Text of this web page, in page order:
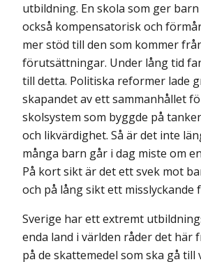
utbildning. En skola som ger
också kompensatorisk och
mer stöd till den som kommer
förutsättningar. Under lång tid
till detta. Politiska reformer lade
skapandet av ett sammanhållet
skolsystem som byggde på
och likvärdighet. Så är det inte
många barn går i dag miste om
På kort sikt är det ett svek mot
och på lång sikt ett miss­lyckande
Sverige har ett extremt
enda land i världen råder det här
på de skattemedel som ska gå till